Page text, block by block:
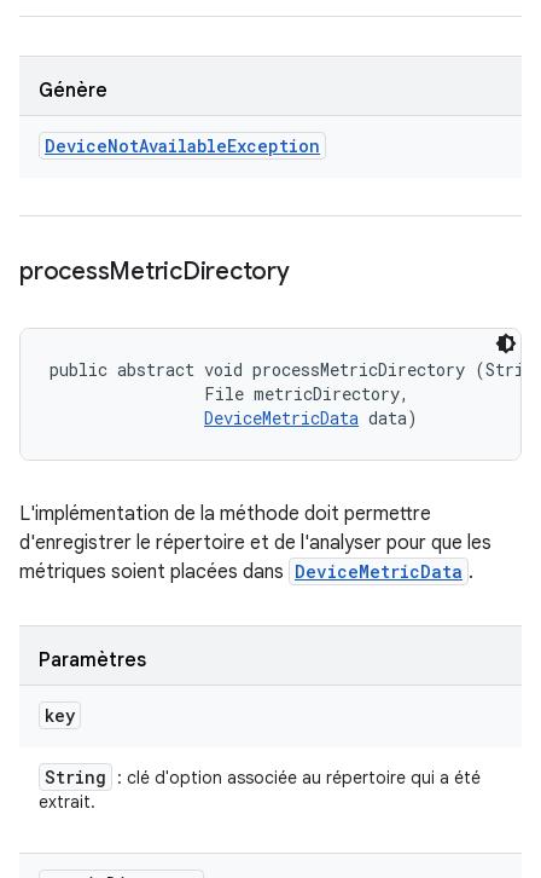
Génère
DeviceNotAvailableException
processMetricDirectory
public abstract void processMetricDirectory
                File metricDirectory,
DeviceMetricData data)
L'implémentation de la méthode doit permettre
d'enregistrer le répertoire et de l'analyser pour que les
métriques soient placées dans DeviceMetricData .
Paramètres
key
String
: clé d'option associée au répertoire qui a été
extrait.